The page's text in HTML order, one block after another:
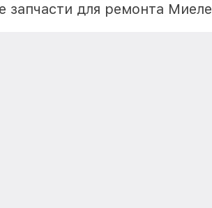
запчасти для ремонта Миеле